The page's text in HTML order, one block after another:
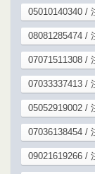
05010140340 /
08081285474 /
07071511308 /
07033337413 /
05052919002 /
07036138454 /
09021619266 /